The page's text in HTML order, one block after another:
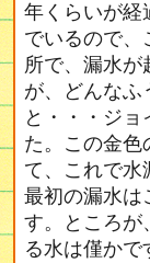
年くらいが経
でいるので、
所で、漏水が
が、どんなふ
と・・・ジョ
た。この金色
て、これで水
最初の漏水は
す。ところが
る水は僅かで